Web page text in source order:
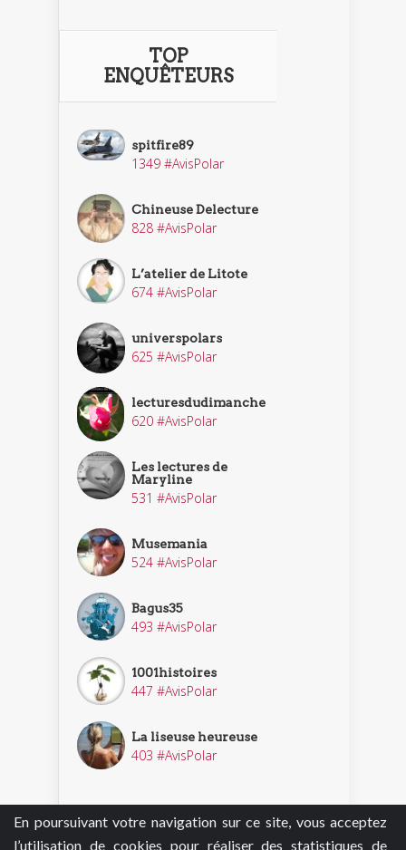
En poursuivant votre navigation sur ce site, vous acceptez
l’utilisation de cookies pour réaliser des statistiques de
TOP
ENQUÊTEURS
spitfire89
1349 #AvisPolar
Chineuse Delecture
828 #AvisPolar
L’atelier de Litote
674 #AvisPolar
universpolars
625 #AvisPolar
lecturesdudimanche
620 #AvisPolar
Les lectures de
Maryline
531 #AvisPolar
Musemania
524 #AvisPolar
Bagus35
493 #AvisPolar
1001histoires
447 #AvisPolar
La liseuse heureuse
403 #AvisPolar
Découvrir nos enquêteurs